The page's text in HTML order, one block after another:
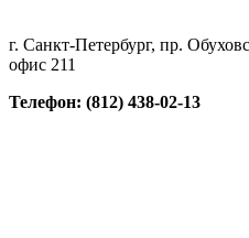
г. Санкт-Петербург, пр.
офис 211
Телефон: (812) 438-02-13